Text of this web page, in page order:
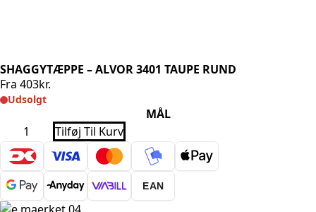
SHAGGYTÆPPE – ALVOR 3401 TAUPE RUND
Fra 403kr.
Udsolgt
MÅL
SHAGGYTÆPPE
ALVOR
3401
TAUPE
RUND
antal
Tilføj Til Kurv
EAN